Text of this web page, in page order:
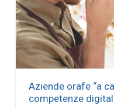
Aziende orafe “a
competenze